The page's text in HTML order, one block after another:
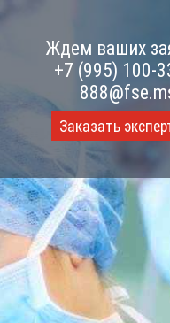
Ждем ваших
+7 (995) 100-
Заказать